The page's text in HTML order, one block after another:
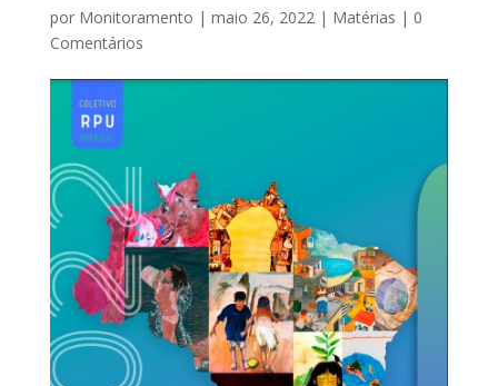
por Monitoramento | maio 26, 2022| Matérias | 0
Comentários